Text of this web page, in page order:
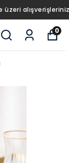
BEDAVA!
0